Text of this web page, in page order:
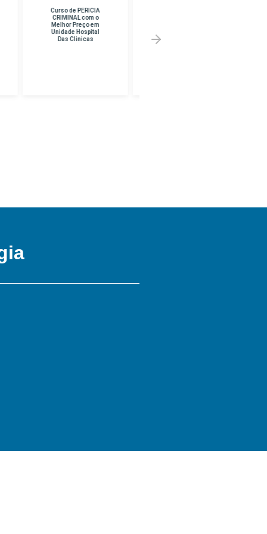
Curso de
TANATOPRAXIA
com o Melhor Preço
em Franco Da
Rocha